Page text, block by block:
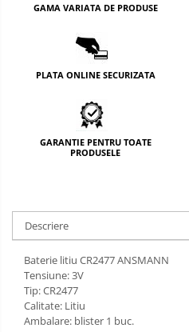
GAMA VARIATA DE PRODUSE
PLATA ONLINE SECURIZATA
GARANTIE PENTRU TOATE
PRODUSELE
Descriere
Baterie litiu CR2477 ANSMANN
Tensiune: 3V
Tip: CR2477
Calitate: Litiu
Ambalare: blister 1 buc.